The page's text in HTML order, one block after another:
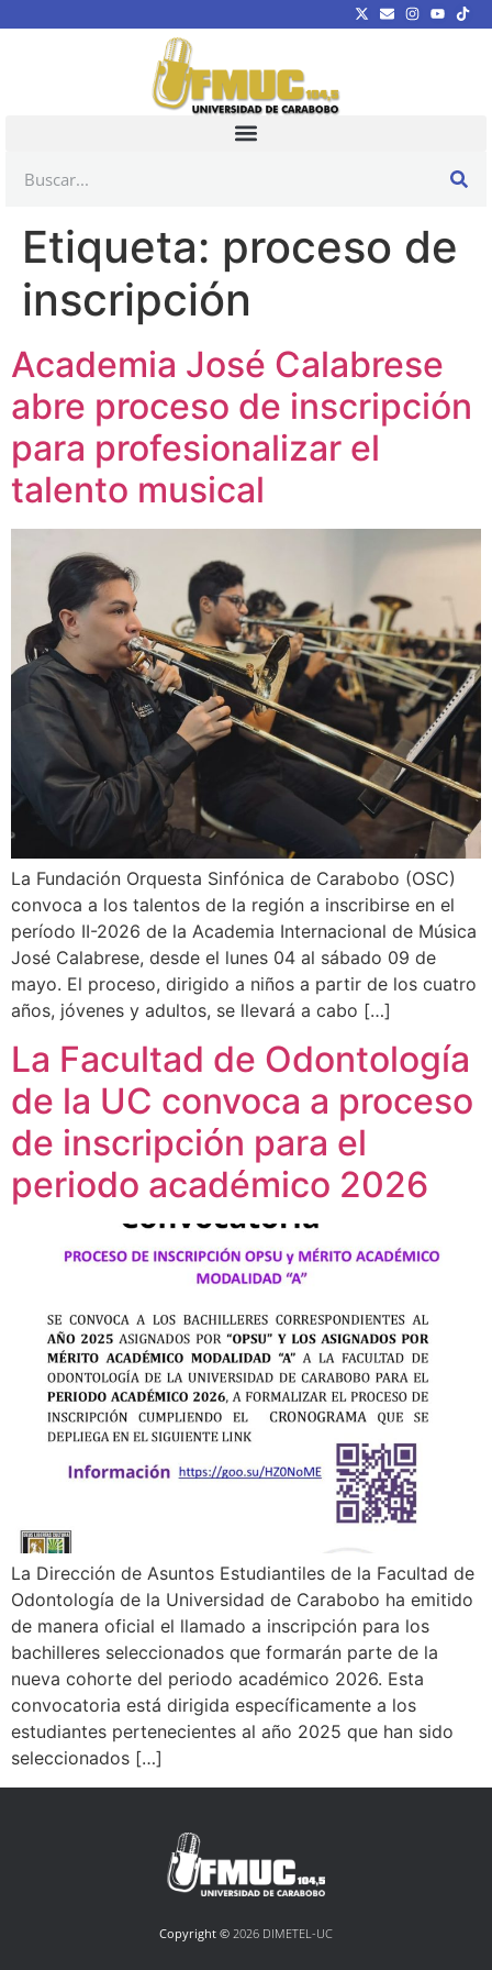
Etiqueta: proceso de
inscripción
Academia José Calabrese
abre proceso de inscripción
para profesionalizar el
talento musical
La Fundación Orquesta Sinfónica de Carabobo (OSC)
convoca a los talentos de la región a inscribirse en el
período II-2026 de la Academia Internacional de Música
José Calabrese, desde el lunes 04 al sábado 09 de
mayo. El proceso, dirigido a niños a partir de los cuatro
años, jóvenes y adultos, se llevará a cabo […]
La Facultad de Odontología
de la UC convoca a proceso
de inscripción para el
periodo académico 2026
La Dirección de Asuntos Estudiantiles de la Facultad de
Odontología de la Universidad de Carabobo ha emitido
de manera oficial el llamado a inscripción para los
bachilleres seleccionados que formarán parte de la
nueva cohorte del periodo académico 2026. Esta
convocatoria está dirigida específicamente a los
estudiantes pertenecientes al año 2025 que han sido
seleccionados […]
Copyright © 2026 DIMETEL-UC